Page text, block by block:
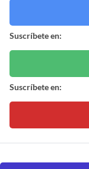
Suscríbete en:
Suscríbete en: